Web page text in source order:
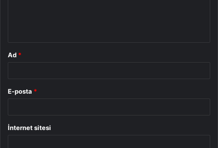
Ad *
E-posta *
İnternet sitesi